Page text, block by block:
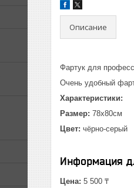
Описание
Фартук для
Очень удобный
Характеристики:
Размер: 78х80см
Цвет: чёрно-серый
Информация
Цена: 5 500 ₸